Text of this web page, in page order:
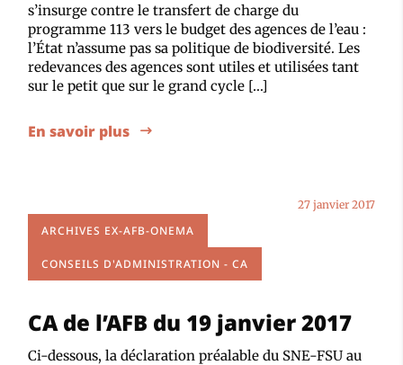
s’insurge contre le transfert de charge du
programme 113 vers le budget des agences de l’eau :
l’État n’assume pas sa politique de biodiversité. Les
redevances des agences sont utiles et utilisées tant
sur le petit que sur le grand cycle […]
En savoir plus
ARCHIVES EX-AFB-ONEMA
CONSEILS D'ADMINISTRATION - CA
27 janvier 2017
CA de l’AFB du 19 janvier 2017
Ci-dessous, la déclaration préalable du SNE-FSU au